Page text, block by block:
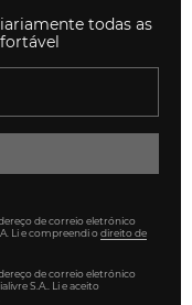
todas as
de correio eletrónico
Li e compreendi odireito de
de correio eletrónico
S.A.. Li e aceito